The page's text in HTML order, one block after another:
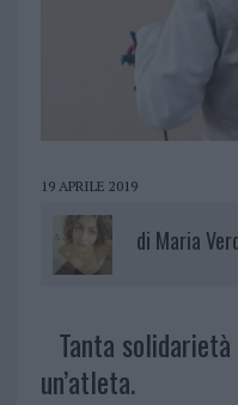
19 APRILE 2019
di Maria
Tanta
un’atleta.